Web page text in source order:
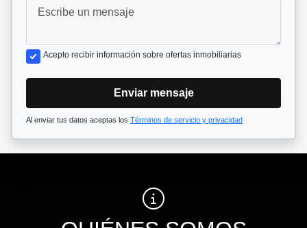
Acepto recibir información sobre ofertas inmobiliarias
Enviar mensaje
Al enviar tus datos aceptas los Términos de servicio y privacidad